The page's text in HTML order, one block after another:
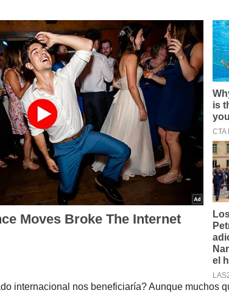
internacional nos beneficiaría? Aunque muchos